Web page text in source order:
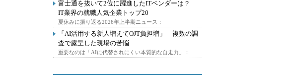
富士通を抜いて2位に躍進したITベンダーは？
IT業界の就職人気企業トップ20
夏休みに振り返る2026年上半期ニュース：
「AI活用する新人増えてOJT負担増」 複数の調
査で露呈した現場の苦悩
重要なのは「AIに代替されにくい本質的な自走力」：